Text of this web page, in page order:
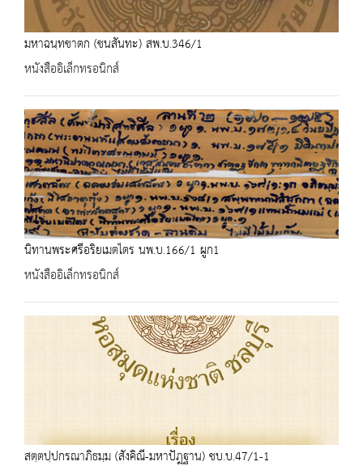
มหาฉนฺทชาตก (ชนสันทะ) สพ.บ.346/1
หนังสืออิเล็กทรอนิกส์
นิทานพระศรีอริยเมตไตร นพ.บ.166/1 ผูก1
หนังสืออิเล็กทรอนิกส์
สตฺตปฺปกรณาภิธมฺม (สังคิณี-มหาปัฎฐาน) ชบ.บ.47/1-1